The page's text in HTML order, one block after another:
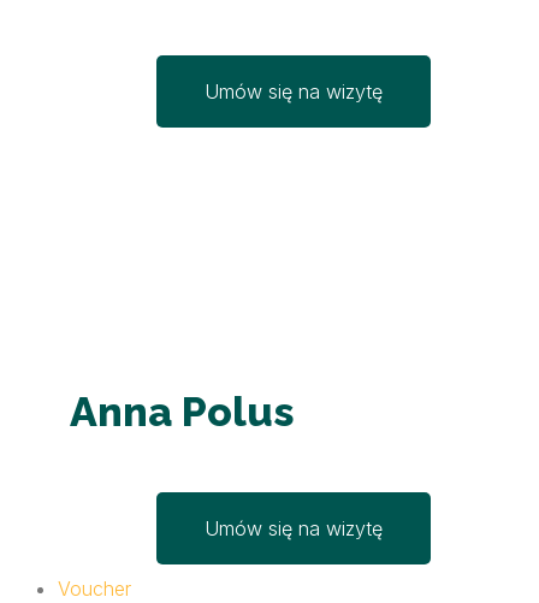
Umów się na wizytę
Anna Polus
Umów się na wizytę
Voucher